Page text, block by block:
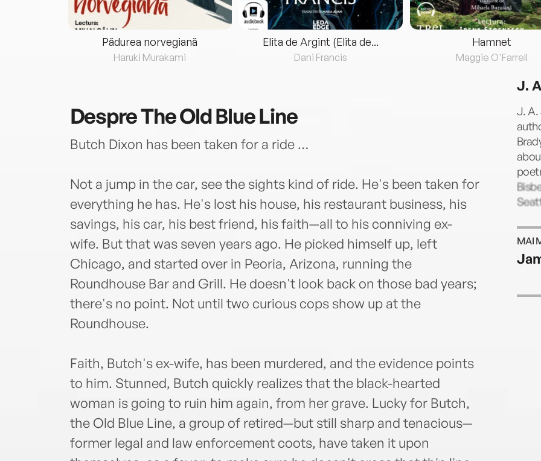
Pădurea norvegiană
Haruki Murakami
Elita de Argint (Elita de...
Dani Francis
Hamnet
Maggie O'Farrell
DespreThe Old Blue Line
Butch Dixon has been taken for a ride …
Not a jump in the car, see the sights kind of ride. He's been taken for
everything he has. He's lost his house, his restaurant business, his
savings, his car, his best friend, his faith—all to his conniving ex-
wife. But that was seven years ago. He picked himself up, left
Chicago, and started over in Peoria, Arizona, running the
Roundhouse Bar and Grill. He doesn't look back on those bad years;
there's no point. Not until two curious cops show up at the
Roundhouse.
Faith, Butch's ex-wife, has been murdered, and the evidence points
to him. Stunned, Butch quickly realizes that the black-hearted
woman is going to ruin him again, from her grave. Lucky for Butch,
the Old Blue Line, a group of retired—but still sharp and tenacious—
former legal and law enforcement coots, have taken it upon
J.
J. A.
MAI